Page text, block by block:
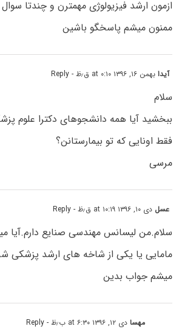
ازمون ارشد فیزیولوژی مهمترن و چندتا
ممنون میشم پاسخگو باشین
آیدابهمن ۱۶, ۱۳۹۶ at ۰:۱۰ ق٫ظ - Reply
سلام
ببخشید آیا همه دانشجوهای دکترا علوم
فقط اونایی که تو بیمارستانن؟
مرسی
عسل دی ۱۰, ۱۳۹۶ at ۱۰:۱۹ ق٫ظ - Reply
سلام.من لیسانس مهندسی صنایع دارم.آیا
مامایی یا یکی از شاخه های ارشد پزشکی
میشم جواب بدین
مهسادی ۱۲, ۱۳۹۶ at ۶:۳۰ ب٫ظ - Reply